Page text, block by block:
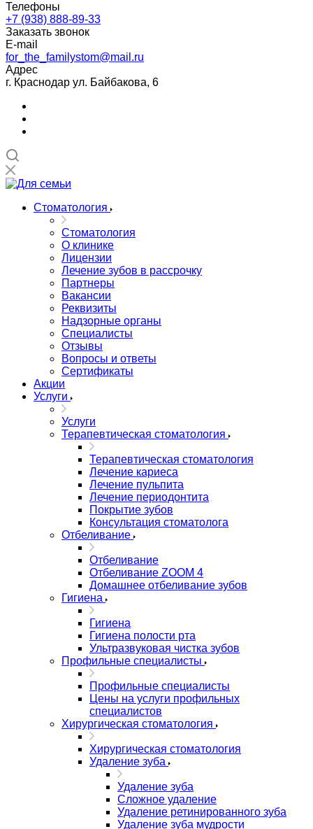
Телефоны
+7 (938) 888-89-33
Заказать звонок
E-mail
for_the_familystom@mail.ru
Адрес
г. Краснодар ул. Байбакова, 6
Стоматология
Стоматология
О клинике
Лицензии
Лечение зубов в рассрочку
Партнеры
Вакансии
Реквизиты
Надзорные органы
Специалисты
Отзывы
Вопросы и ответы
Сертификаты
Акции
Услуги
Услуги
Терапевтическая стоматология
Терапевтическая стоматология
Лечение кариеса
Лечение пульпита
Лечение периодонтита
Покрытие зубов
Консультация стоматолога
Отбеливание
Отбеливание
Отбеливание ZOOM 4
Домашнее отбеливание зубов
Гигиена
Гигиена
Гигиена полости рта
Ультразвуковая чистка зубов
Профильные специалисты
Профильные специалисты
Цены на услуги профильных
специалистов
Хирургическая стоматология
Хирургическая стоматология
Удаление зуба
Удаление зуба
Сложное удаление
Удаление ретинированного зуба
Удаление зуба мудрости